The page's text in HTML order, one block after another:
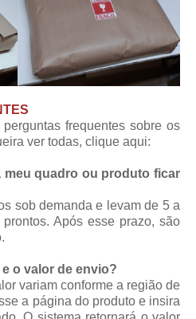
frequentes sobre os
ver todas, clique aqui:
meu quadro ou produto ficar
sob demanda e levam de 5 a
Após esse prazo, são
o valor de envio?
variam conforme a região de
a página do produto e insira